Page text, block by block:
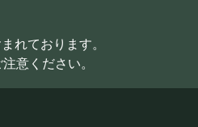
れております。
意ください。